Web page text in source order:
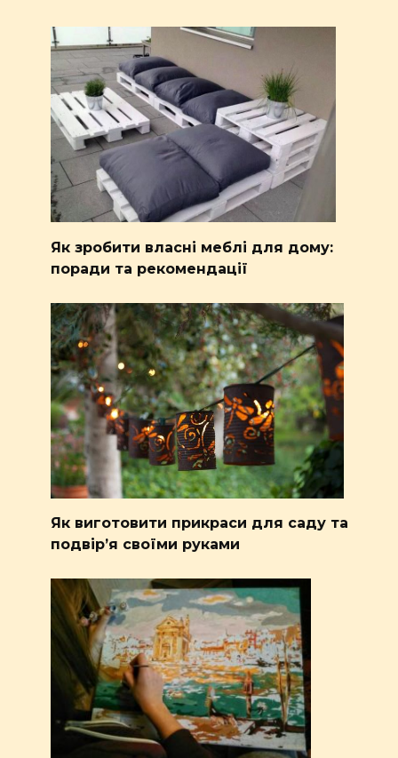
Як зробити власні меблі для дому:
поради та рекомендації
Як виготовити прикраси для саду та
подвір’я своїми руками